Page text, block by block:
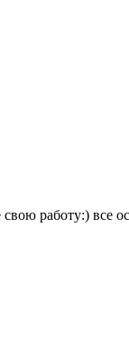
работу:) все